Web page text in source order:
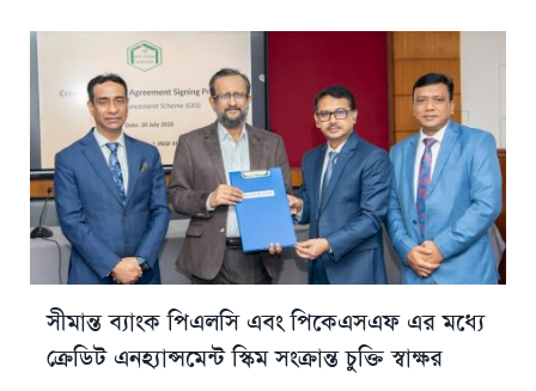
সীমান্ত ব্যাংক পিএলসি এবং পিকেএসএফ এর মধ্যে
ক্রেডিট এনহ্যান্সমেন্ট স্কিম সংক্রান্ত চুক্তি স্বাক্ষর